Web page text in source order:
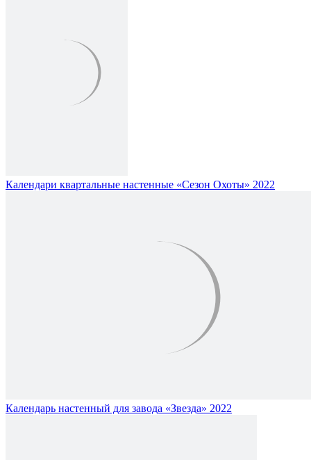
Календари квартальные настенные «Сезон Охоты» 2022
Календарь настенный для завода «Звезда» 2022